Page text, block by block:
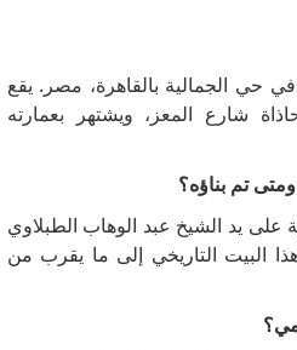
حي الجمالية بالقاهرة، مصر. يقع
شارع المعز، ويشتهر بعمارته
تم بناؤه؟
على يد الشيخ عبد الوهاب الطبلاوي
تاريخ هذا البيت التاريخي إلى ما يقرب من